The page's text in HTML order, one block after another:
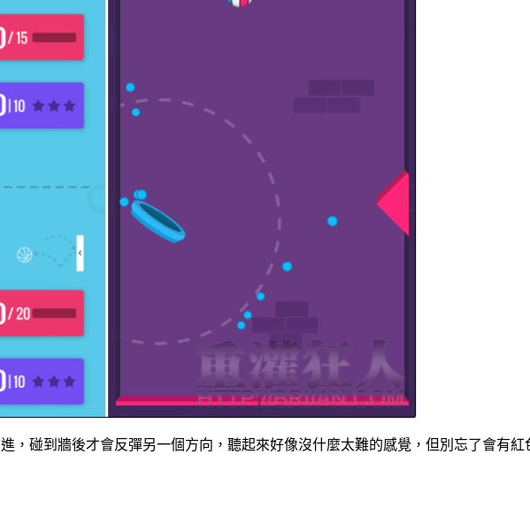
進，碰到牆後才會反彈另一個方向，聽起來好像沒什麼太難的感覺，但別忘了會有